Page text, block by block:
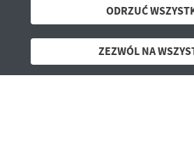
ODRZUĆ
ZEZWÓL NA
ZEZWÓL NA